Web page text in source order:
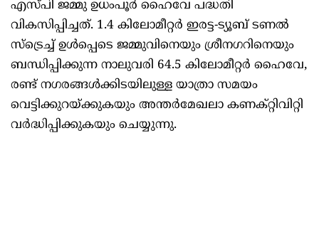
എസ്പി ജമ്മു ഉധംപൂർ ഹൈവേ പദ്ധതി
വികസിപ്പിച്ചത്. 1.4 കിലോമീറ്റർ ഇരട്ട-ട്യൂബ് ടണൽ
സ്ട്രെച്ച് ഉൾപ്പെടെ ജമ്മുവിനെയും ശ്രീനഗറിനെയും
ബന്ധിപ്പിക്കുന്ന നാലുവരി 64.5 കിലോമീറ്റർ ഹൈവേ,
രണ്ട് നഗരങ്ങൾക്കിടയിലുള്ള യാത്രാ സമയം
വെട്ടിക്കുറയ്ക്കുകയും അന്തർമേഖലാ കണക്റ്റിവിറ്റി
വർദ്ധിപ്പിക്കുകയും ചെയ്യുന്നു.